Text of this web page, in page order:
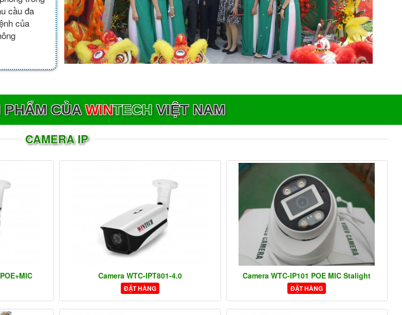
cầu đa
của
PHẨM CỦAWINTECHVIỆT NAM
CAMERA IP
Camera WTC-IPT801-4.0
ĐẶT HÀNG
Camera WTC-IP101 POE MIC Stalight
ĐẶT HÀNG